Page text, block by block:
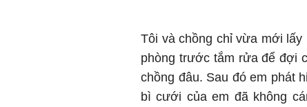
Tôi và chồng chỉ vừa mới
phòng trước tắm rửa để đợi
chồng đâu. Sau đó em phát
bì cưới của em đã không